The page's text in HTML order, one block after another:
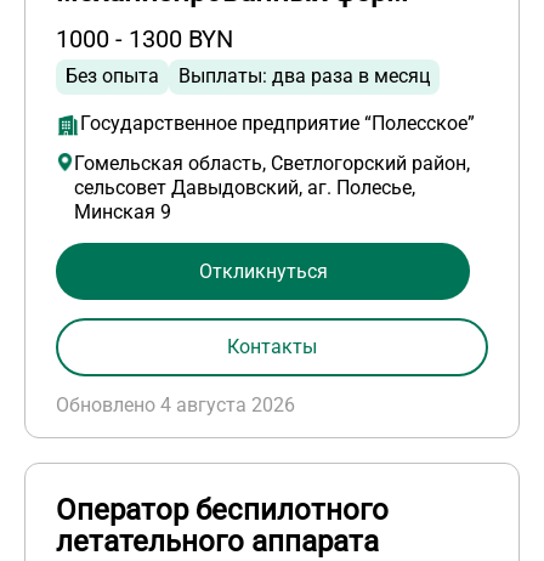
1000 - 1300 BYN
Без опыта Выплаты: два раза в месяц
Государственное предприятие “Полесское”
Гомельская область, Светлогорский район,
сельсовет Давыдовский, аг. Полесье,
Минская 9
Обновлено 4 августа 2026
Откликнуться
Контакты
Оператор беспилотного
летательного аппарата